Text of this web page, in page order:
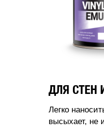
ДЛЯ СТЕН
Легко
высыхает, не